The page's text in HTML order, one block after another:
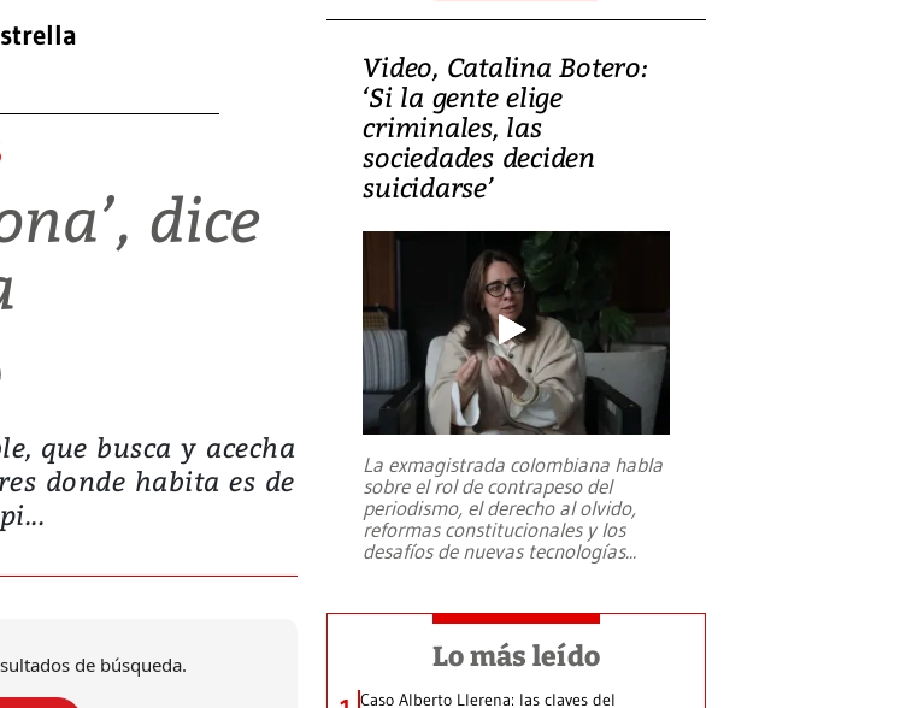
dice
que busca y acecha
donde habita es de
de búsqueda.
Video, Catalina Botero:
‘Si la gente elige
criminales, las
sociedades deciden
suicidarse’
La exmagistrada colombiana habla
sobre el rol de contrapeso del
periodismo, el derecho al olvido,
reformas constitucionales y los
desafíos de nuevas tecnologías...
Lo más leído
Caso Alberto Llerena: las claves del